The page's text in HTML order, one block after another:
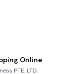
Online
PTE. LTD.